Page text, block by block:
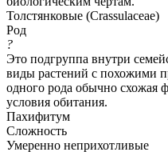
Толстянковые (Crassulaceae)
Род
?
Это подгруппа внутри
виды растений с похожими
одного рода обычно схожая
условия обитания.
Пахифитум
Сложность
Умеренно неприхотливые